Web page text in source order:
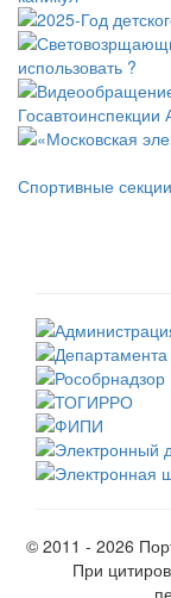
Спортивные секции
© 2011 - 2026
При